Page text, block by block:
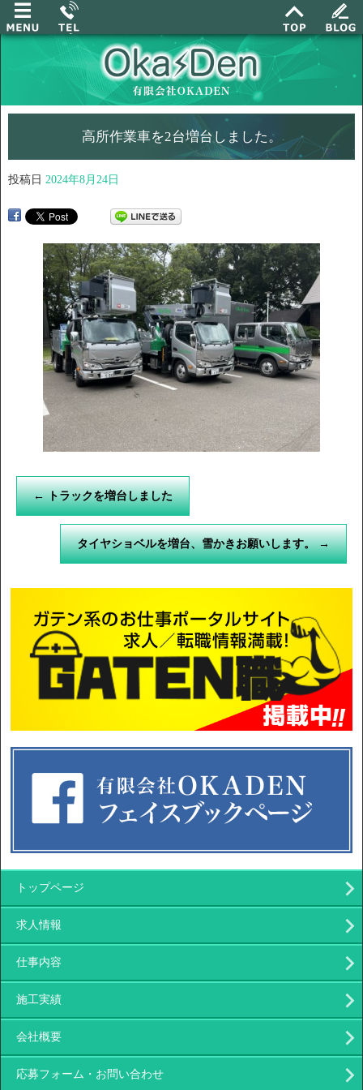
高所作業車を2台増台しました。
投稿日 2024年8月24日
←トラックを増台しました
タイヤショベルを増台、雪かきお願いします。→
トップページ
求人情報
仕事内容
施工実績
会社概要
応募フォーム・お問い合わせ